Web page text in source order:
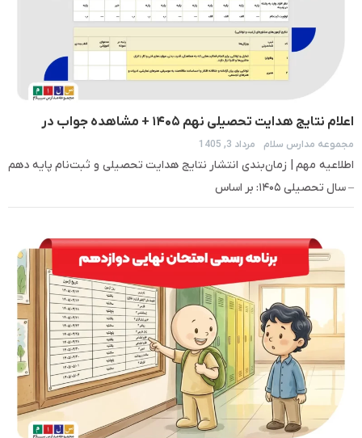
اعلام نتایج هدایت تحصیلی نهم ۱۴۰۵ + مشاهده جواب در
مای‌مدیو
مجموعه مدارس سلام مرداد 3, 1405
اطلاعیه مهم | زمان‌بندی انتشار نتایج هدایت تحصیلی و ثبت‌نام پایه دهم
– سال تحصیلی ۱۴۰۵: بر اساس